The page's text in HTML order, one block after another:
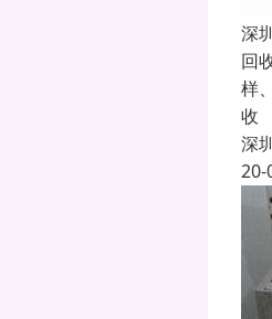
深
回
样
收
深
20-